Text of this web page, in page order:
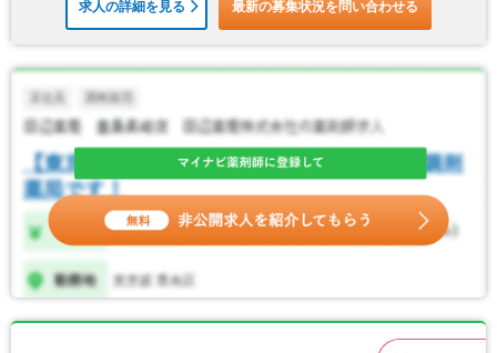
求人の詳細を見る 最新の募集状況を問い合わせる